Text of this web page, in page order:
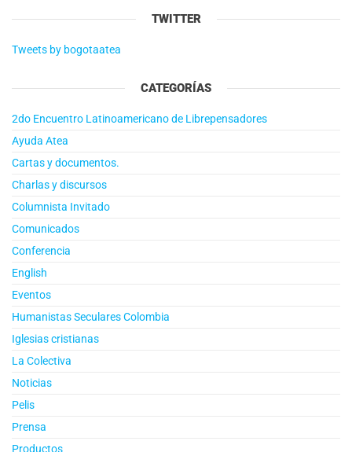
TWITTER
Tweets by bogotaatea
CATEGORÍAS
2do Encuentro Latinoamericano de Librepensadores
Ayuda Atea
Cartas y documentos.
Charlas y discursos
Columnista Invitado
Comunicados
Conferencia
English
Eventos
Humanistas Seculares Colombia
Iglesias cristianas
La Colectiva
Noticias
Pelis
Prensa
Productos